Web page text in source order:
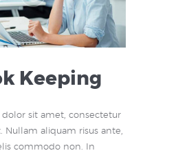
Keeping
dolor sit amet, consectetur
Nullam aliquam risus ante,
commodo non. In